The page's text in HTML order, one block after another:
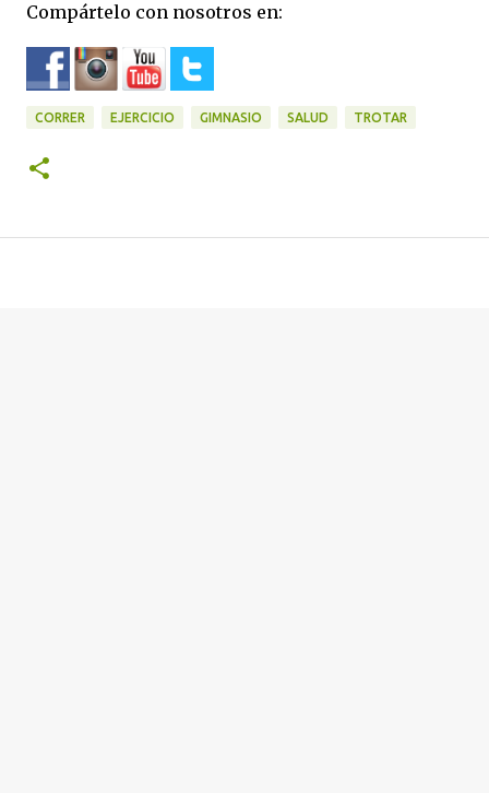
Compártelo con nosotros en:
CORRER EJERCICIO GIMNASIO SALUD TROTAR